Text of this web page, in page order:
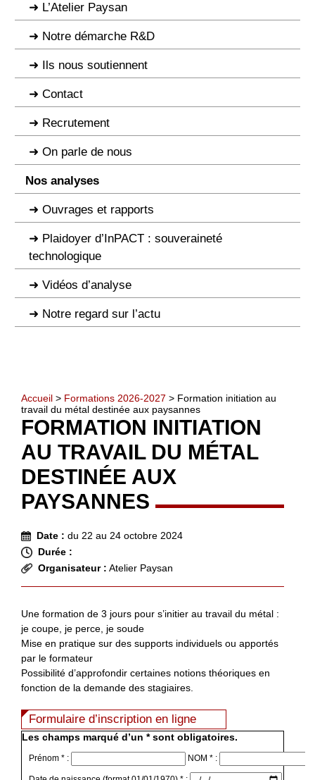
L’Atelier Paysan
Notre démarche R&D
Ils nous soutiennent
Contact
Recrutement
On parle de nous
Nos analyses
Ouvrages et rapports
Plaidoyer d’InPACT : souveraineté
technologique
Vidéos d’analyse
Notre regard sur l’actu
Accueil > Formations 2026-2027 > Formation initiation au
travail du métal destinée aux paysannes
FORMATION INITIATION
AU TRAVAIL DU MÉTAL
DESTINÉE AUX
PAYSANNES
Date : du 22 au 24 octobre 2024
Durée :
Organisateur : Atelier Paysan
Une formation de 3 jours pour s’initier au travail du métal :
je coupe, je perce, je soude
Mise en pratique sur des supports individuels ou apportés
par le formateur
Possibilité d’approfondir certaines notions théoriques en
fonction de la demande des stagiaires.
Formulaire d’inscription en ligne
Les champs marqué d’un * sont obligatoires.
Prénom * : NOM * :